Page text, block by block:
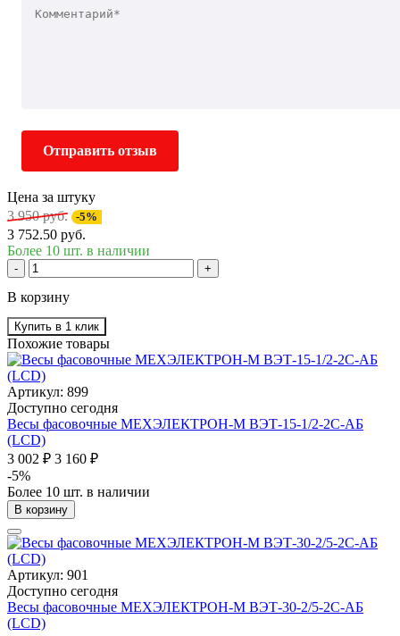
Отправить отзыв
Цена за штуку
3 950 руб. -5%
3 752.50 руб.
Более 10 шт. в наличии
- +
В корзину
Купить в 1 клик
Похожие товары
Артикул: 899
Доступно сегодня
Весы фасовочные МЕХЭЛЕКТРОН-М ВЭТ-15-1/2-2С-АБ
(LCD)
3 002 ₽ 3 160 ₽
-5%
Более 10 шт. в наличии
В корзину
Артикул: 901
Доступно сегодня
Весы фасовочные МЕХЭЛЕКТРОН-М ВЭТ-30-2/5-2С-АБ
(LCD)